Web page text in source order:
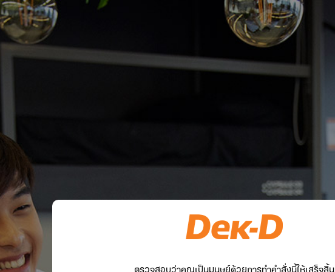
ตรวจสอบว่าคุณเป็นมนุษย์ด้วยการทำคำสั่งนี้ให้เสร็จสิ้น